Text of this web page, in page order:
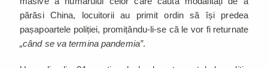
părăsi China, locuitorii au primit ordin să își predea
pașapoartele poliției, promițându-li-se că le vor fi returnate
„când se va termina pandemia”.